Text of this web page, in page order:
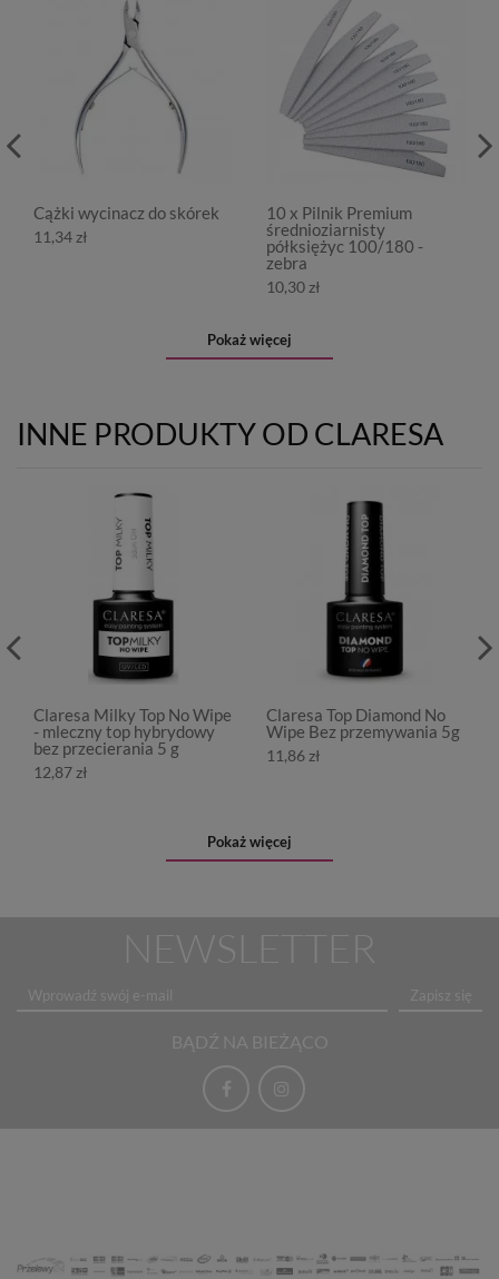
Cążki wycinacz do skórek
11,34 zł
10 x Pilnik Premium
średnioziarnisty
półksiężyc 100/180 -
zebra
10,30 zł
Pokaż więcej
INNE PRODUKTY OD CLARESA
Claresa Milky Top No Wipe
- mleczny top hybrydowy
bez przecierania 5 g
12,87 zł
Claresa Top Diamond No
Wipe Bez przemywania 5g
11,86 zł
Pokaż więcej
NEWSLETTER
Zapisz się
BĄDŹ NA BIEŻĄCO